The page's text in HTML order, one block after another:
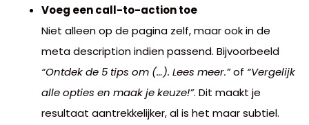
Voeg een call-to-action toe
Niet alleen op de pagina zelf, maar ook in de
meta description indien passend. Bijvoorbeeld
“Ontdek de 5 tips om (…). Lees meer.”of “Vergelijk
alle opties en maak je keuze!”. Dit maakt je
resultaat aantrekkelijker, al is het maar subtiel.